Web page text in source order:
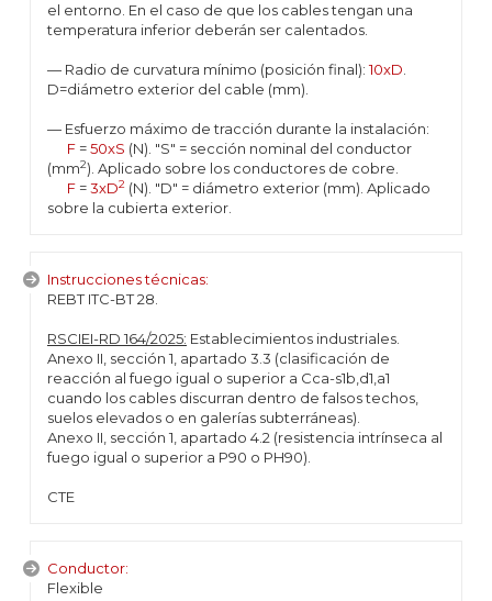
el entorno. En el caso de que los cables tengan una
temperatura inferior deberán ser calentados.
— Radio de curvatura mínimo (posición final):10xD
D=diámetro exterior del cable (mm).
— Esfuerzo máximo de tracción durante la instalación:
F =50xS (N). "S" = sección nominal del conductor
(mm2). Aplicado sobre los conductores de cobre.
F =3xD2 (N). "D" = diámetro exterior (mm). Aplicado
sobre la cubierta exterior.
Instrucciones técnicas:
REBT ITC-BT 28.
RSCIEI-RD 164/2025: Establecimientos industriales.
Anexo II, sección 1, apartado 3.3 (clasificación de
reacción al fuego igual o superior a Cca-s1b,d1,a1
cuando los cables discurran dentro de falsos techos,
suelos elevados o en galerías subterráneas).
Anexo II, sección 1, apartado 4.2 (resistencia intrínseca al
fuego igual o superior a P90 o PH90).
CTE
Conductor:
Flexible